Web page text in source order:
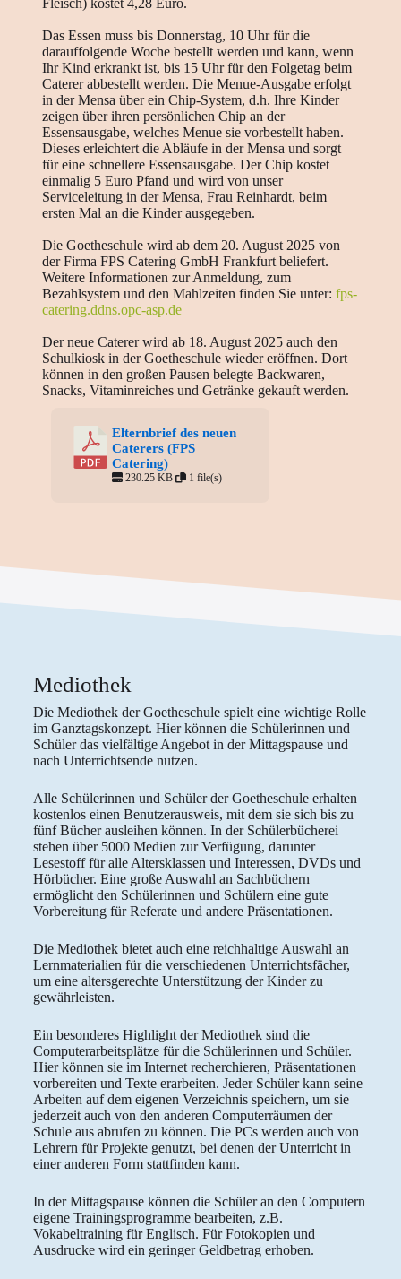
Fleisch) kostet 4,28 Euro.
Das Essen muss bis Donnerstag, 10 Uhr für die
darauffolgende Woche bestellt werden und kann, wenn
Ihr Kind erkrankt ist, bis 15 Uhr für den Folgetag beim
Caterer abbestellt werden. Die Menue-Ausgabe erfolgt
in der Mensa über ein Chip-System, d.h. Ihre Kinder
zeigen über ihren persönlichen Chip an der
Essensausgabe, welches Menue sie vorbestellt haben.
Dieses erleichtert die Abläufe in der Mensa und sorgt
für eine schnellere Essensausgabe. Der Chip kostet
einmalig 5 Euro Pfand und wird von unser
Serviceleitung in der Mensa, Frau Reinhardt, beim
ersten Mal an die Kinder ausgegeben.
Die Goetheschule wird ab dem 20. August 2025 von
der Firma FPS Catering GmbH Frankfurt beliefert.
Weitere Informationen zur Anmeldung, zum
Bezahlsystem und den Mahlzeiten finden Sie unter: fps-
catering.ddns.opc-asp.de
Der neue Caterer wird ab 18. August 2025 auch den
Schulkiosk in der Goetheschule wieder eröffnen. Dort
können in den großen Pausen belegte Backwaren,
Snacks, Vitaminreiches und Getränke gekauft werden.
Elternbrief des neuen
Caterers (FPS
Catering)
230.25 KB 1 file(s)
Mediothek
Die Mediothek der Goetheschule spielt eine wichtige Rolle
im Ganztagskonzept. Hier können die Schülerinnen und
Schüler das vielfältige Angebot in der Mittagspause und
nach Unterrichtsende nutzen.
Alle Schülerinnen und Schüler der Goetheschule erhalten
kostenlos einen Benutzerausweis, mit dem sie sich bis zu
fünf Bücher ausleihen können. In der Schülerbücherei
stehen über 5000 Medien zur Verfügung, darunter
Lesestoff für alle Altersklassen und Interessen, DVDs und
Hörbücher. Eine große Auswahl an Sachbüchern
ermöglicht den Schülerinnen und Schülern eine gute
Vorbereitung für Referate und andere Präsentationen.
Die Mediothek bietet auch eine reichhaltige Auswahl an
Lernmaterialien für die verschiedenen Unterrichtsfächer,
um eine altersgerechte Unterstützung der Kinder zu
gewährleisten.
Ein besonderes Highlight der Mediothek sind die
Computerarbeitsplätze für die Schülerinnen und Schüler.
Hier können sie im Internet recherchieren, Präsentationen
vorbereiten und Texte erarbeiten. Jeder Schüler kann seine
Arbeiten auf dem eigenen Verzeichnis speichern, um sie
jederzeit auch von den anderen Computerräumen der
Schule aus abrufen zu können. Die PCs werden auch von
Lehrern für Projekte genutzt, bei denen der Unterricht in
einer anderen Form stattfinden kann.
In der Mittagspause können die Schüler an den Computern
eigene Trainingsprogramme bearbeiten, z.B.
Vokabeltraining für Englisch. Für Fotokopien und
Ausdrucke wird ein geringer Geldbetrag erhoben.